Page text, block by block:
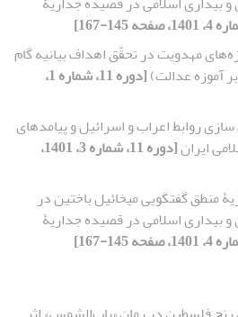
مهدویت در تحقّق اهداف بیانیه گام
آموزه عدالت)
[دوره 11، شماره 1،
روابط اعراب و اسرائیل و پیامدهای
ایران
[دوره 11، شماره 3، 1401،
منطق گفتگویی میخائیل باختین در
و بیداری اسلامی در قصیده جداریۀ